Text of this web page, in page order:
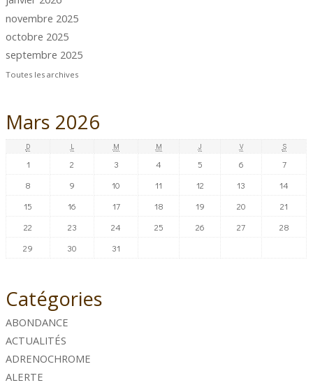
novembre 2025
octobre 2025
septembre 2025
Toutes les archives
Mars 2026
D L M M J V S
1 2 3 4 5 6
7
8
9 10 11 12 13
14
15
16 17 18 19 20
21
22
23 24 25 26 27
28
29
30 31
Catégories
ABONDANCE
ACTUALITÉS
ADRENOCHROME
ALERTE